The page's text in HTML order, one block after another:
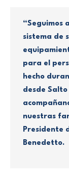
“Seguimos
sistema de
para el
hecho
desde
nuestras
Presidente
Benedetto.